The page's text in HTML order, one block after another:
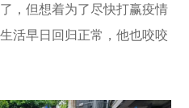
，但想着为了尽快打赢疫情
活早日回归正常，他也咬咬